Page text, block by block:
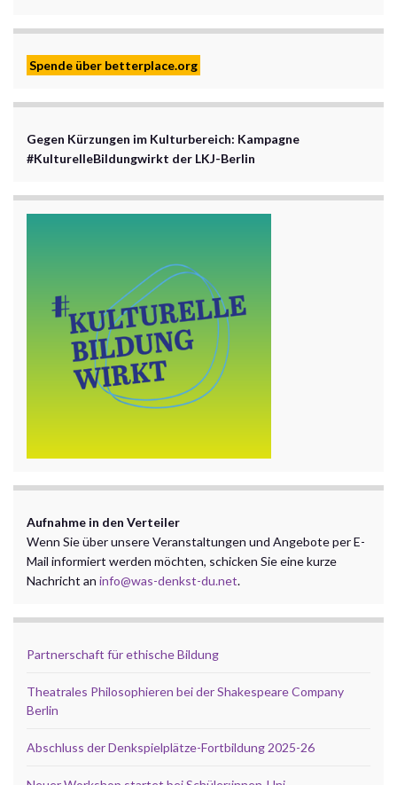
Spende über betterplace.org
Gegen Kürzungen im Kulturbereich: Kampagne
#KulturelleBildungwirkt der LKJ-Berlin
Aufnahme in den Verteiler
Wenn Sie über unsere Veranstaltungen und Angebote per E-
Mail informiert werden möchten, schicken Sie eine kurze
Nachricht an info@was-denkst-du.net.
Partnerschaft für ethische Bildung
Theatrales Philosophieren bei der Shakespeare Company
Berlin
Abschluss der Denkspielplätze-Fortbildung 2025-26